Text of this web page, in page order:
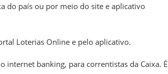
do país ou por meio do site e aplicativo
Loterias Online e pelo aplicativo.
internet banking, para correntistas da Caixa. É